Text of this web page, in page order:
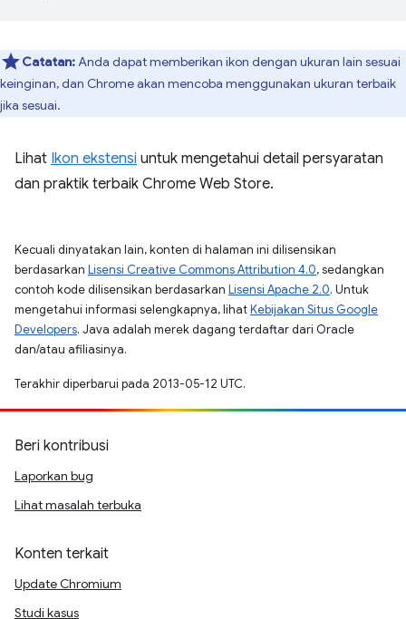
Catatan:Anda dapat memberikan ikon dengan ukuran lain sesuai
keinginan, dan Chrome akan mencoba menggunakan ukuran terbaik
jika sesuai.
Lihat Ikon ekstensi untuk mengetahui detail persyaratan
dan praktik terbaik Chrome Web Store.
Kecuali dinyatakan lain, konten di halaman ini dilisensikan
berdasarkan Lisensi Creative Commons Attribution 4.0, sedangkan
contoh kode dilisensikan berdasarkan Lisensi Apache 2.0. Untuk
mengetahui informasi selengkapnya, lihatKebijakan Situs Google
Developers. Java adalah merek dagang terdaftar dari Oracle
dan/atau afiliasinya.
Terakhir diperbarui pada 2013-05-12 UTC.
Beri kontribusi
Laporkan bug
Lihat masalah terbuka
Konten terkait
Update Chromium
Studi kasus